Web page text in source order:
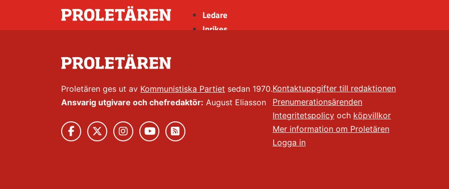
Ledare
Inrikes
Insänt
Proletären ges ut av Kommunistiska Partiet sedan 1970.
Ansvarig utgivare och chefredaktör: August Eliasson
Kontaktuppgifter till redaktionen
Prenumerationsärenden
Integritetspolicy och köpvillkor
Mer information om Proletären
Logga in